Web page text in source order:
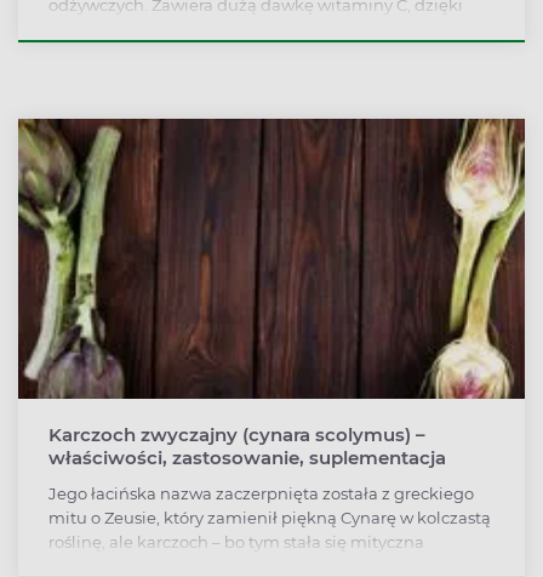
odżywczych. Zawiera dużą dawkę witaminy C, dzięki
go stosować?
Karczoch zwyczajny (cynara scolymus) –
właściwości, zastosowanie, suplementacja
Jego łacińska nazwa zaczerpnięta została z greckiego
mitu o Zeusie, który zamienił piękną Cynarę w kolczastą
roślinę, ale karczoch – bo tym stała się mityczna